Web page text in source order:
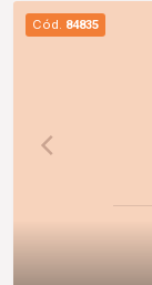
Cód. 84835